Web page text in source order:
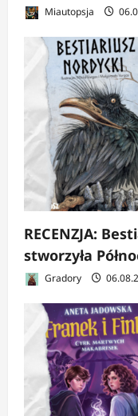
Miautopsja
RECENZJA:
stworzyła
Gradory